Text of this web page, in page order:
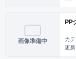
画像準備中
PP
カ
更